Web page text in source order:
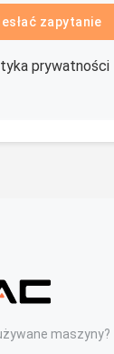
zapytanie
prywatności
maszyny?